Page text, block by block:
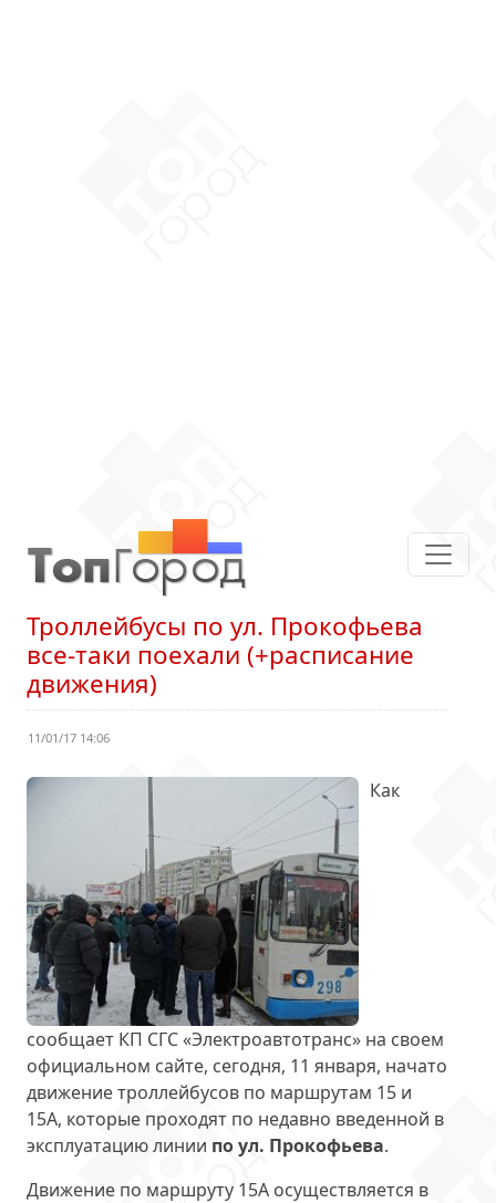
Троллейбусы по ул. Прокофьева
все-таки поехали (+расписание
движения)
11/01/17 14:06
Как
сообщает КП СГС «Электроавтотранс» на своем
официальном сайте, сегодня, 11 января, начато
движение троллейбусов по маршрутам 15 и
15А, которые проходят по недавно введенной в
эксплуатацию линии по ул. Прокофьева.
Движение по маршруту 15А осуществляется в